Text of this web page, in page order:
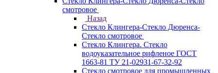
смотровое
Назад
Стекло Клингера-Стекло Дюренса-
Стекло смотровое
Стекло Клингера. Стекло
водоуказательное рифленое ГОСТ
1663-81 ТУ 21-02931-67-32-92
Стекло смотровое для промышленных